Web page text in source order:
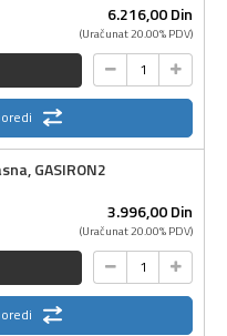
6.216,00Din
(Uračunat 20.00% PDV)
GASIRON2
3.996,00Din
(Uračunat 20.00% PDV)